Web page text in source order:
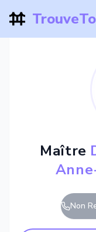
Maître
Non